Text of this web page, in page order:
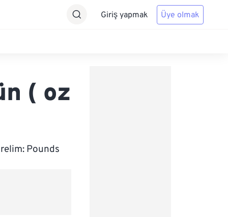
Giriş yapmak Üye olmak
( oz
Pounds